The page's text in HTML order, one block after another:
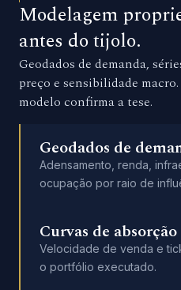
Modelagem
antes do tijolo.
Geodados de demanda,
preço e sensibilidade
modelo confirma a tese.
Geodados de
Adensamento, renda,
ocupação por raio de
Curvas de absorção
Velocidade de venda e
o portfólio executado.